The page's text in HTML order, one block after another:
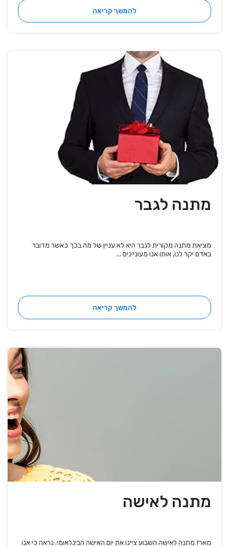
להמשך קריאה
מתנה לגבר
מציאת מתנה מקורית לגבר היא לא עניין של מה בכך כאשר מדובר
באדם יקר לנו, אותו אנו מעוניינים ...
להמשך קריאה
מתנה לאישה
מארז מתנה לאישה השבוע ציינו את יום האישה הבינלאומי. נראה כי אנו